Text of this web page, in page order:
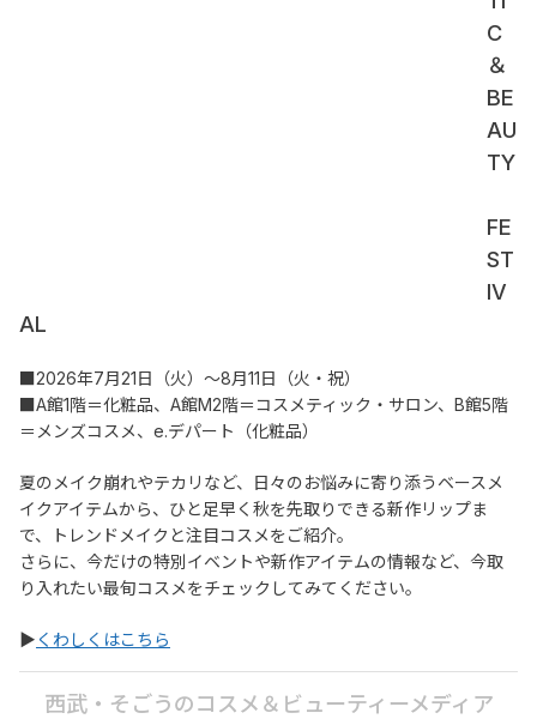
C
＆
BE
AU
TY
FE
ST
IV
AL
■2026年7月21日（火）～8月11日（火・祝）
■A館1階＝化粧品、A館M2階＝コスメティック・サロン、B館5階
＝メンズコスメ、e.デパート（化粧品）
夏のメイク崩れやテカリなど、日々のお悩みに寄り添うベースメ
イクアイテムから、ひと足早く秋を先取りできる新作リップま
で、トレンドメイクと注目コスメをご紹介。
さらに、今だけの特別イベントや新作アイテムの情報など、今取
り入れたい最旬コスメをチェックしてみてください。
▶ くわしくはこちら
西武・そごうのコスメ＆ビューティーメディア